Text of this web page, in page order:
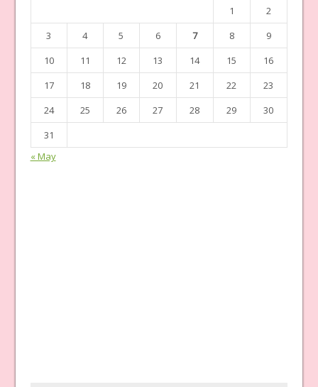
1
2
3
4 5 6 7 8
9
10
11 12 13 14 15
16
17
18 19 20 21 22
23
24
25 26 27 28 29
30
31
« May